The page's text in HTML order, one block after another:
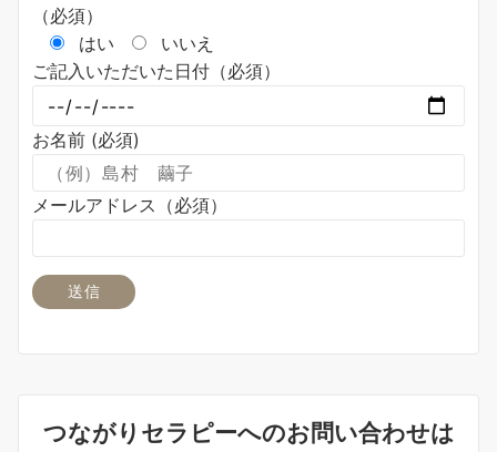
（必須）
はい
いいえ
ご記入いただいた日付（必須）
お名前 (必須)
メールアドレス（必須）
つながりセラピーへのお問い合わせは